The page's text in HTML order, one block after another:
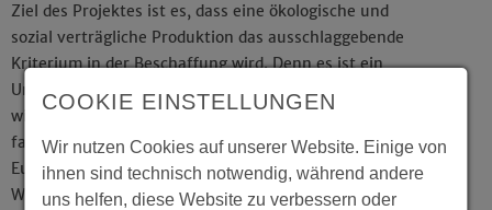
Ziel des Projektes ist es, dass eine ökologische und
sozial verträgliche Produktion das ausschlaggebende
Kriterium in der Beschaffung wird. Denn es ist ein
Unterschied, ob wir grünen oder normalen Strom, ob
wir Recycling- oder normales Papier, ob wir öko-
fairen oder konventionellen Tee kaufen. Mit jedem
Euro, den wir investieren, entscheiden wir, wie die
Welt aussieht, ob Kohlekraftwerke entstehen oder
COOKIE EINSTELLUNGEN
Wir nutzen Cookies auf unserer Website. Einige von
ihnen sind technisch notwendig, während andere
uns helfen, diese Website zu verbessern oder